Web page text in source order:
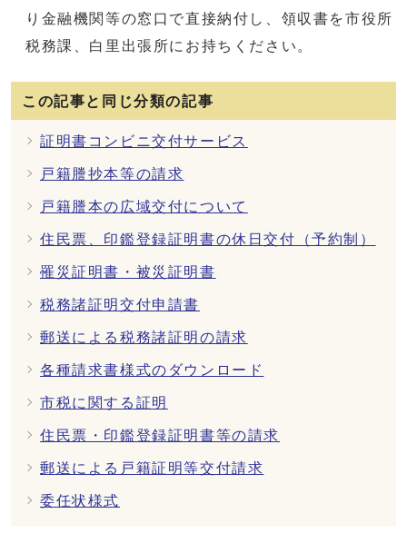
り金融機関等の窓口で直接納付し、領収書を市役所
税務課、白里出張所にお持ちください。
この記事と同じ分類の記事
証明書コンビニ交付サービス
戸籍謄抄本等の請求
戸籍謄本の広域交付について
住民票、印鑑登録証明書の休日交付（予約制）
罹災証明書・被災証明書
税務諸証明交付申請書
郵送による税務諸証明の請求
各種請求書様式のダウンロード
市税に関する証明
住民票・印鑑登録証明書等の請求
郵送による戸籍証明等交付請求
委任状様式